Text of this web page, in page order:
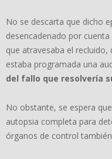
No se descarta que dicho
desencadenado por cuenta
que atravesaba el
estaba programada una
del fallo que resolvería
No obstante, se espera
autopsia completa para
órganos de control